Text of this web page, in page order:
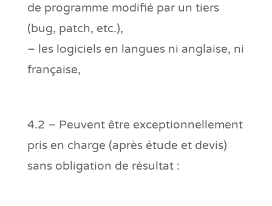
de programme modifié par un tiers
(bug, patch, etc.),
– les logiciels en langues ni anglaise, ni
française,
4.2 – Peuvent être exceptionnellement
pris en charge (après étude et devis)
sans obligation de résultat :